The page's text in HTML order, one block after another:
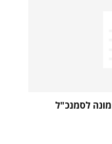
לסמנכ"ל